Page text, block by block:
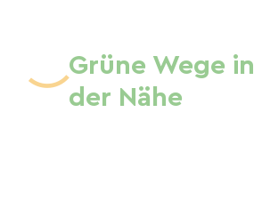
Grüne Wege in
der Nähe